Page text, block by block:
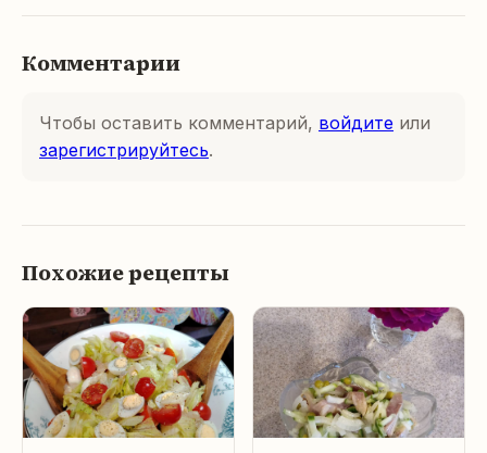
Комментарии
Чтобы оставить комментарий, войдите или
зарегистрируйтесь.
Похожие рецепты